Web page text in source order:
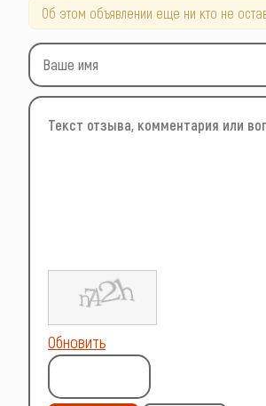
Об этом объявлении еще ни кто не
Обновить